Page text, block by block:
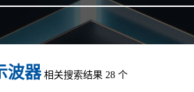
波器相关搜索结果 28 个